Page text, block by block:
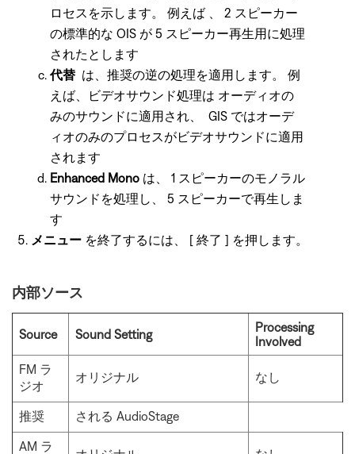
ロセスを示します。 例えば 、 2 スピーカー
の標準的な OIS が 5 スピーカー再生用に処理
されたとします
代替 は、推奨の逆の処理を適用します。 例
えば、ビデオサウンド処理は オーディオの
みのサウンドに適用され、 GIS ではオーデ
ィオのみのプロセスがビデオサウンドに適用
されます
Enhanced Mono は、 1 スピーカーのモノラル
サウンドを処理し、 5 スピーカーで再生しま
す
メニュー を終了するには、 [ 終了 ] を押します。
内部ソース
Source Sound Setting
Processing
Involved
FM ラ
ジオ
オリジナル なし
推奨 される AudioStage
AM ラ